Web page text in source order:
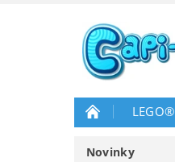
LEGO®
Novinky